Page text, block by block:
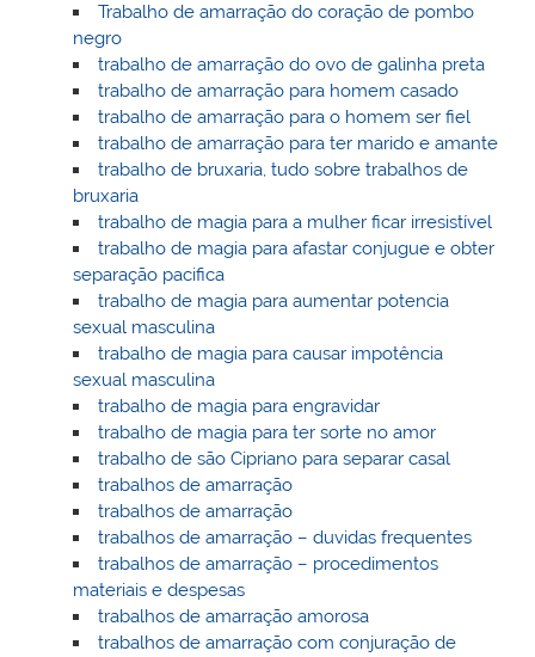
Trabalho de amarração do coração de pombo
negro
trabalho de amarração do ovo de galinha preta
trabalho de amarração para homem casado
trabalho de amarração para o homem ser fiel
trabalho de amarração para ter marido e amante
trabalho de bruxaria, tudo sobre trabalhos de
bruxaria
trabalho de magia para a mulher ficar irresistível
trabalho de magia para afastar conjugue e obter
separação pacifica
trabalho de magia para aumentar potencia
sexual masculina
trabalho de magia para causar impotência
sexual masculina
trabalho de magia para engravidar
trabalho de magia para ter sorte no amor
trabalho de são Cipriano para separar casal
trabalhos de amarração
trabalhos de amarração
trabalhos de amarração – duvidas frequentes
trabalhos de amarração – procedimentos
materiais e despesas
trabalhos de amarração amorosa
trabalhos de amarração com conjuração de